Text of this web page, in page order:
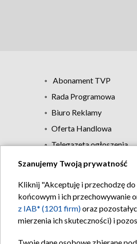
Abonament TVP
Rada Programowa
Biuro Reklamy
Oferta Handlowa
Telegazeta ogłoszenia
Szanujemy Twoją prywatność
Kliknij "Akceptuję i przechodzę
końcowym i ich przechowywanie
z IAB* (1201 firm)oraz
mierzenia ich skuteczności) i